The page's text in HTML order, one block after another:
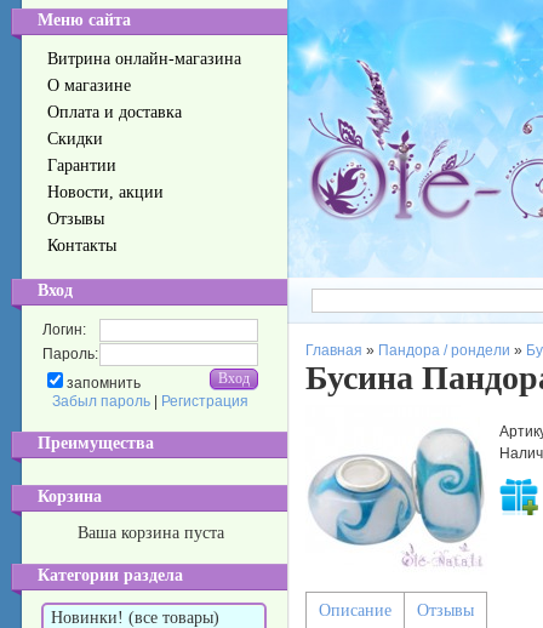
Меню сайта
Витрина онлайн-магазина
О магазине
Оплата и доставка
Скидки
Гарантии
Новости, акции
Отзывы
Контакты
Вход
Логин:
Пароль:
запомнить
Забыл пароль
Регистрация
Преимущества
Корзина
Ваша корзина пуста
Категории раздела
Новинки! (все товары)
Главная » Пандора / рондели »
Бусина
Описание Отзывы